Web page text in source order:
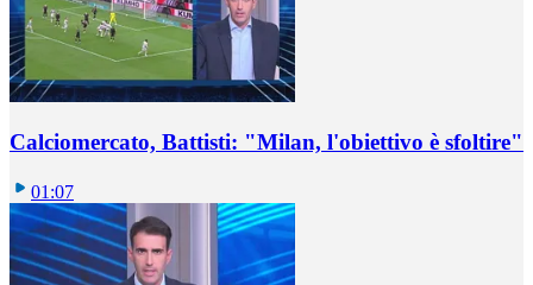
Calciomercato, Battisti: "Milan, l'obiettivo è sfoltire"
01:07